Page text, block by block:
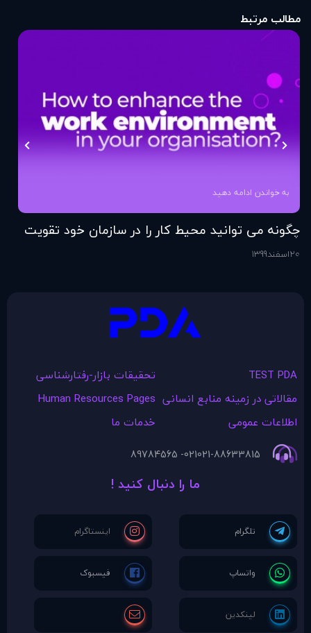
مطالب مرتبط
به خواندن ادامه دهید
چگونه می توانید محیط کار را در سازمان خود تقویت
کنید؟
20اسفند1399
TEST PDA
تحقیقات بازار-رفتارشناسی
مقالاتی در زمينه منابع انسانی Human Resources Pages
اطلاعات عمومی
خدمات ما
021-88633815
021- 89784565
ما را دنبال کنید !